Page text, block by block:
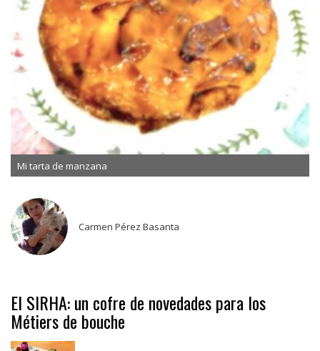
Mi tarta de manzana
Carmen Pérez Basanta
El SIRHA: un cofre de novedades para los
Métiers de bouche